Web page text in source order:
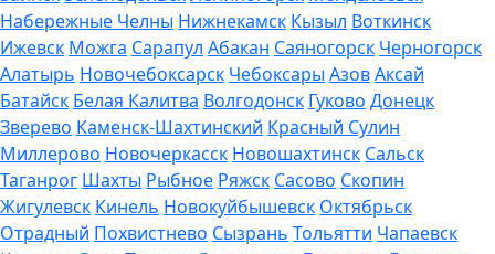
Набережные Челны Нижнекамск Кызыл Воткинск
Ижевск Можга Сарапул Абакан Саяногорск Черногорск
Алатырь Новочебоксарск Чебоксары АзовАксай
Батайск Белая Калитва Волгодонск Гуково Донецк
Зверево Каменск-Шахтинский Красный Сулин
Миллерово Новочеркасск Новошахтинск Сальск
Таганрог Шахты Рыбное Ряжск Сасово Скопин
Жигулевск Кинель Новокуйбышевск Октябрьск
Отрадный Похвистнево Сызрань Тольятти Чапаевск